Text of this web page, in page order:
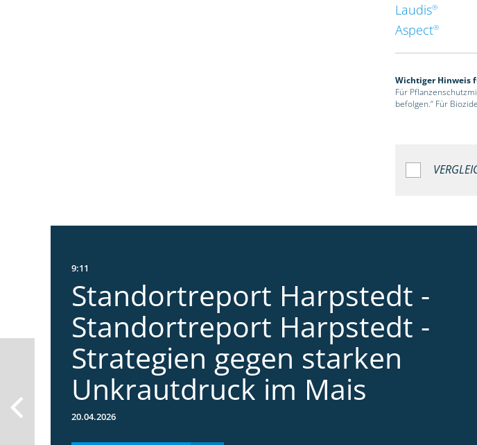
Laudis®
Aspect®
Wichtiger Hinweis
Für
befolgen.“ Für
9:11
Standortreport Harpstedt -
Standortreport Harpstedt -
Strategien gegen starken
Unkrautdruck im Mais
20.04.2026